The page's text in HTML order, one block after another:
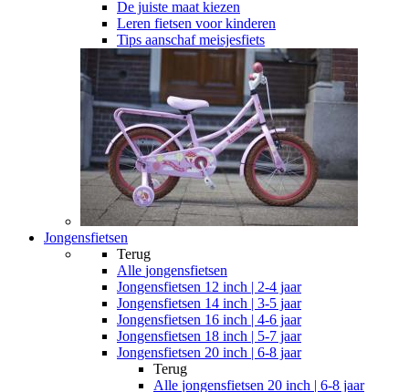
De juiste maat kiezen
Leren fietsen voor kinderen
Tips aanschaf meisjesfiets
Jongensfietsen
Terug
Alle jongensfietsen
Jongensfietsen 12 inch | 2-4 jaar
Jongensfietsen 14 inch | 3-5 jaar
Jongensfietsen 16 inch | 4-6 jaar
Jongensfietsen 18 inch | 5-7 jaar
Jongensfietsen 20 inch | 6-8 jaar
Terug
Alle jongensfietsen 20 inch | 6-8 jaar